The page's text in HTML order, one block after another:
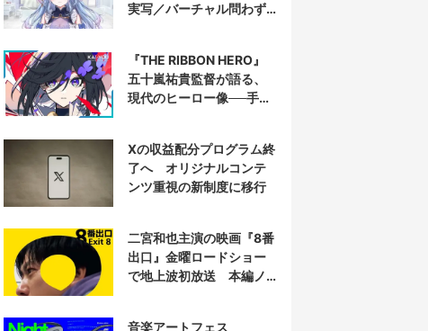
実写／バーチャル問わず
『THE RIBBON HERO』
五十嵐祐貴監督が語る、
現代のヒーロー像──手塚
Xの収益配分プログラム終
了へ オリジナルコンテ
ンツ重視の新制度に移行
二宮和也主演の映画『8番
出口』金曜ロードショー
で地上波初放送 本編ノ
音楽アートフェス